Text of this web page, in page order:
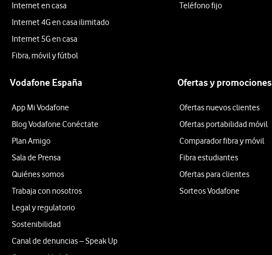
Internet en casa
Internet 4G en casa ilimitado
Internet 5G en casa
Fibra, móvil y fútbol
Teléfono fijo
Vodafone España
App Mi Vodafone
Blog Vodafone Conéctate
Plan Amigo
Sala de Prensa
Quiénes somos
Trabaja con nosotros
Legal y regulatorio
Sostenibilidad
Canal de denuncias – Speak Up
Ofertas y promociones
Ofertas nuevos clientes
Ofertas portabilidad móvil
Comparador fibra y móvil
Fibra estudiantes
Ofertas para clientes
Sorteos Vodafone